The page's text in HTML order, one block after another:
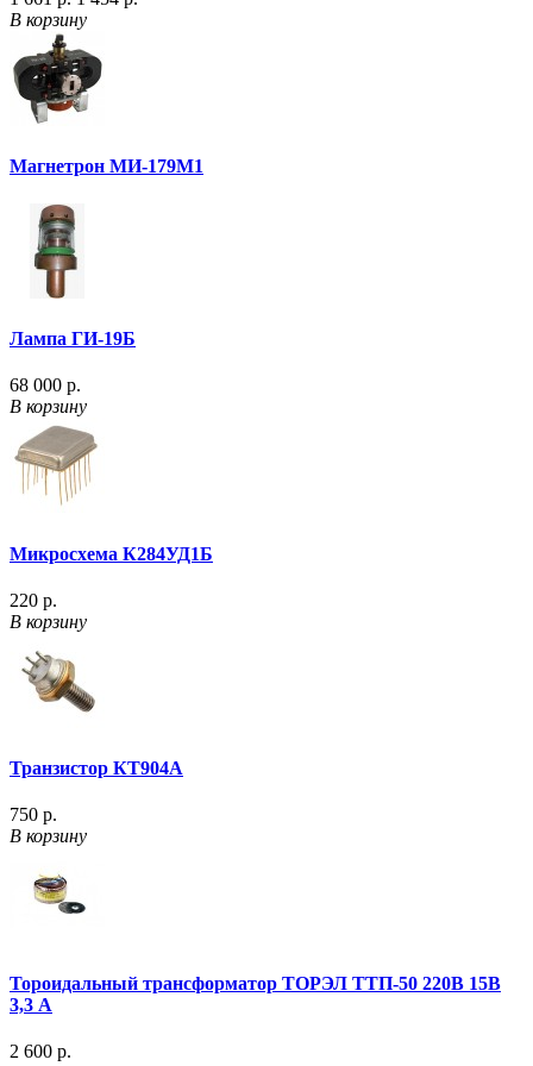
В корзину
Магнетрон МИ-179М1
Лампа ГИ-19Б
68 000 р.
В корзину
Микросхема К284УД1Б
220 р.
В корзину
Транзистор КТ904А
750 р.
В корзину
Тороидальный трансформатор ТОРЭЛ ТТП-50 220В 15В
3,3 А
2 600 р.